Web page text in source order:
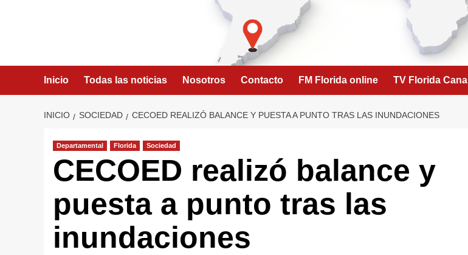
Inicio Todas las noticias Nosotros Contacto FM Florida online TV Florida Canal
INICIO SOCIEDAD CECOED REALIZÓ BALANCE Y PUESTA A PUNTO TRAS LAS INUNDACIONES
Departamental Florida Sociedad
CECOED realizó balance y
puesta a punto tras las
inundaciones